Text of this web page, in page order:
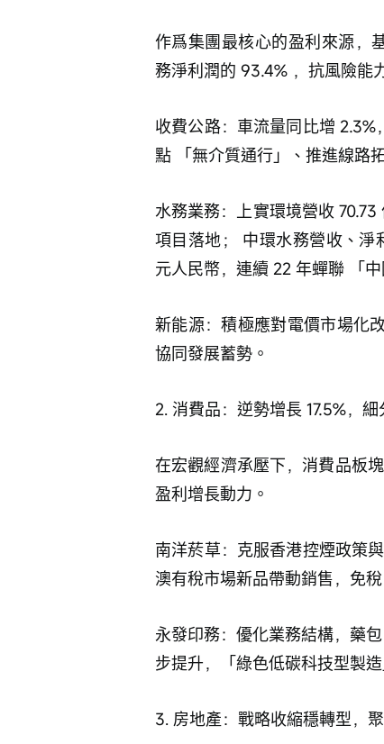
作爲集團最核心的盈利來源，
務淨利潤的 93.4% ，抗風險能
收費公路：車流量同比增
點 「無介質通行」、推進線路
水務業務：上實環境營收
項目落地； 中環水務營收、
元人民幣，連續 22 年蟬聯 「
新能源：積極應對電價市場化
協同發展蓄勢。
2. 消費品：逆勢增長 17.5%，
在宏觀經濟承壓下，消費品板
盈利增長動力。
南洋菸草：克服香港控煙政策
澳有稅市場新品帶動銷售，免稅
永發印務：優化業務結構，藥
步提升，「綠色低碳科技型製
3. 房地產：戰略收縮穩轉型，